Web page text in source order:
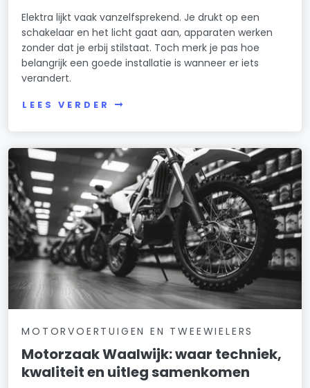
Elektra lijkt vaak vanzelfsprekend. Je drukt op een
schakelaar en het licht gaat aan, apparaten werken
zonder dat je erbij stilstaat. Toch merk je pas hoe
belangrijk een goede installatie is wanneer er iets
verandert.
LEES VERDER
MOTORVOERTUIGEN EN TWEEWIELERS
Motorzaak Waalwijk: waar techniek,
kwaliteit en uitleg samenkomen